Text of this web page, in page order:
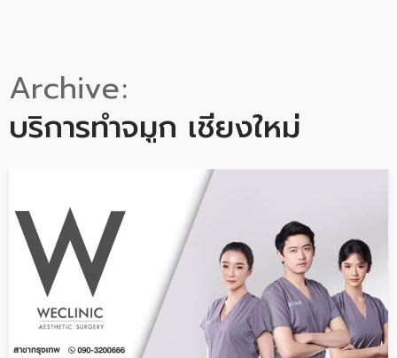
Archive
บริการทำจมูก เชียงใหม่